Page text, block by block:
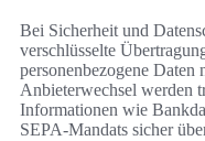
Bei Sicherheit und
verschlüsselte
personenbezogene
Anbieterwechsel werden
Informationen wie
SEPA-Mandats sicher